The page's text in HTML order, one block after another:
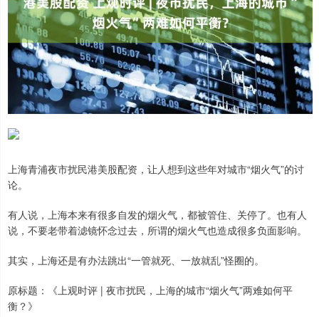
上海青浦夜市扰民港美股配资，让人想到这些年对城市“烟火气”的讨
论。
有人说，上海本来有很多自发的烟火气，都被管住、关停了。也有人
说，不要老带着滤镜怀念过去，所谓的烟火气也造成很多负面影响。
其实，上海还是有办法跳出“一管就死、一放就乱”怪圈的。
原标题：《上观时评 | 夜市扰民，上海的城市“烟火气”两难如何平
衡？》